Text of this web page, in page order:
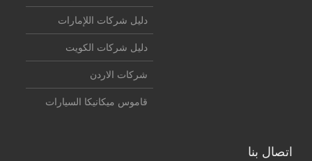
دليل شركات اللإمارات
دليل شركات الكويت
شركات الاردن
قاموس ميكانيكا السيارات
اتصال بنا